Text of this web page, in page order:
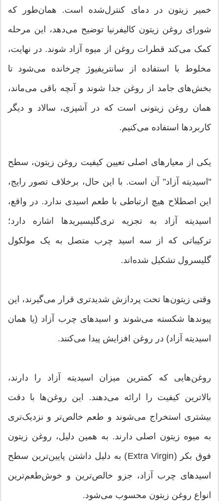
خمیر زیتون در دمای کنترل‌شده است. همان‌طور که
شورای روغن زیتون کالیفرنیا توضیح می‌دهد، این مرحله
کمک می‌کند قطرات روغن از میوه آزاد شوند. در نهایت،
مخلوط با استفاده از سانتریفیوژ چرخانده می‌شود تا
بخش‌های جامد از روغن جدا شوند و آنچه باقی می‌ماند،
همان روغن زیتونی است که در آشپزی، سالاد و دیگر
کاربردها استفاده می‌کنیم.
یکی از معیارهای اصلی تعیین کیفیت روغن زیتون، سطح
"اسیدیته آزاد" آن است. با این حال، برخلاف تصور رایج،
این اصطلاح هیچ ارتباطی با طعم اسیدی ندارد. در واقع،
اسیدیته آزاد به تجزیه تری‌گلیسیریدها اشاره دارد؛
ترکیباتی که از سه اسید چرب متصل به یک مولکول
گلیسرول تشکیل شده‌اند.
وقتی زیتون‌ها تحت پردازش شدیدتری قرار می‌گیرند، این
پیوندها شکسته می‌شوند و اسیدهای چرب آزاد (یا همان
اسیدیته آزاد) در روغن افزایش پیدا می‌کنند.
روغن‌هایی که کمترین میزان اسیدیته آزاد را دارند،
بالاترین کیفیت را ارائه می‌دهند. این روغن‌ها با دقت
بیشتری استخراج می‌شوند و طعم خالص‌تر و نزدیک‌تری
به میوه زیتون اصلی دارند. به همین دلیل، روغن زیتون
فوق بکر (Extra Virgin) به دلیل داشتن پایین‌ترین سطح
اسیدهای چرب آزاد، جزو خالص‌ترین و خوش‌طعم‌ترین
انواع روغن زیتون محسوب می‌شود.